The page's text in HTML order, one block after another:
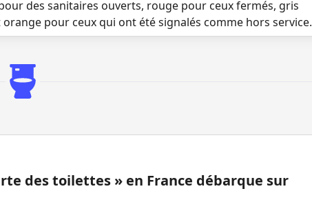
des sanitaires ouverts, rouge pour ceux fermés, gris
pour ceux qui ont été signalés comme hors service.
des toilettes » en France débarque sur